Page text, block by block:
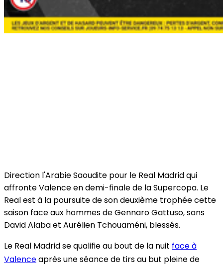
Direction l'Arabie Saoudite pour le Real Madrid qui
affronte Valence en demi-finale de la Supercopa. Le
Real est à la poursuite de son deuxième trophée cette
saison face aux hommes de Gennaro Gattuso, sans
David Alaba et Aurélien Tchouaméni, blessés.
Le Real Madrid se qualifie au bout de la nuit face à
Valenceaprès une séance de tirs au but pleine de